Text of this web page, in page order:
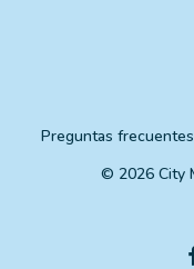
Preguntas frecuentes
© 2026 City